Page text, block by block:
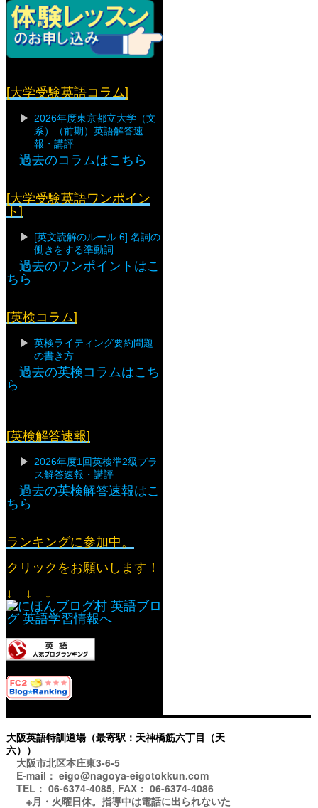
[大学受験英語コラム]
2026年度東京都立大学（文
系）（前期）英語解答速
報・講評
過去のコラムはこちら
[大学受験英語ワンポイン
ト]
[英文読解のルール 6] 名詞の
働きをする準動詞
過去のワンポイントはこ
ちら
[英検コラム]
英検ライティング要約問題
の書き方
過去の英検コラムはこち
ら
[英検解答速報]
2026年度1回英検準2級プラ
ス解答速報・講評
過去の英検解答速報はこ
ちら
ランキングに参加中。
クリックをお願いします！
↓ ↓ ↓
大阪英語特訓道場（最寄駅：天神橋筋六丁目（天
六））
大阪市北区本庄東3-6-5
E-mail： eigo@nagoya-eigotokkun.com
TEL： 06-6374-4085, FAX： 06-6374-4086
※月・火曜日休。指導中は電話に出られないた